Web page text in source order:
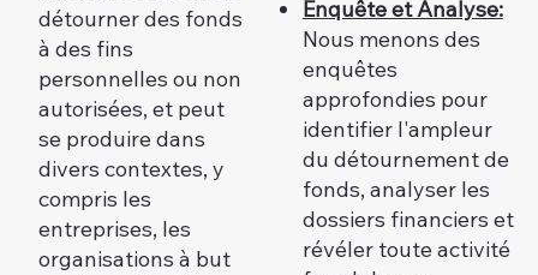
détourner des fonds
à des fins
personnelles ou non
autorisées, et peut
se produire dans
divers contextes, y
compris les
entreprises, les
organisations à but
Enquête et Analyse:
Nous menons des
enquêtes
approfondies pour
identifier l'ampleur
du détournement de
fonds, analyser les
dossiers financiers et
révéler toute activité